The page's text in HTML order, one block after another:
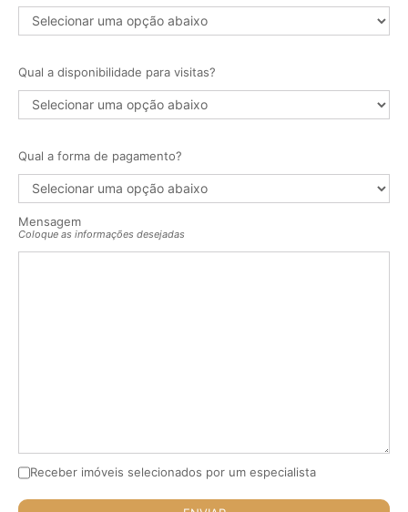
Qual a disponibilidade para visitas?
Qual a forma de pagamento?
Mensagem
Coloque as informações desejadas
Receber imóveis selecionados por um especialista